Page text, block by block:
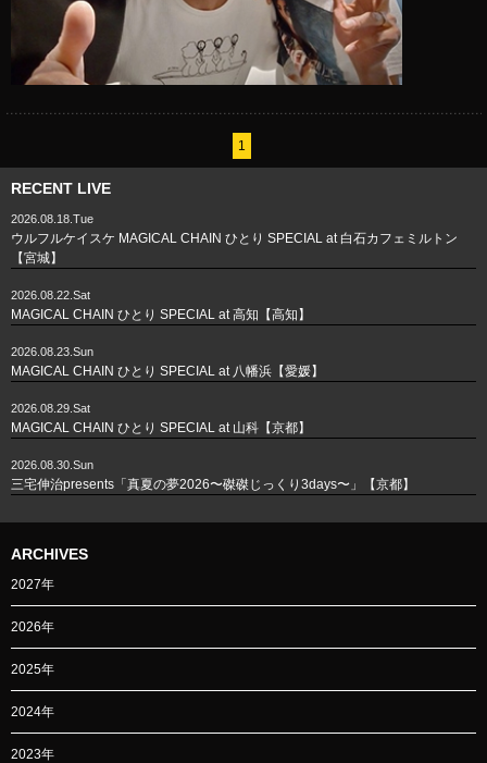
1
RECENT LIVE
2026.08.18.Tue
ウルフルケイスケ MAGICAL CHAIN ひとり SPECIAL at 白石カフェミルトン
【宮城】
2026.08.22.Sat
MAGICAL CHAIN ひとり SPECIAL at 高知【高知】
2026.08.23.Sun
MAGICAL CHAIN ひとり SPECIAL at 八幡浜【愛媛】
2026.08.29.Sat
MAGICAL CHAIN ひとり SPECIAL at 山科【京都】
2026.08.30.Sun
三宅伸治presents「真夏の夢2026〜磔磔じっくり3days〜」【京都】
ARCHIVES
2027年
2026年
2025年
2024年
2023年